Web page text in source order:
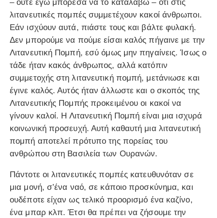
– ούτε εγώ μπόρεσα να το καταλάβω – ότι στις
λιτανευτικές πομπές συμμετέχουν κακοί άνθρωποι.
Εάν ισχύουν αυτά, πιάστε τους και βάλτε φυλακή.
Δεν μπορούμε να πούμε είσαι καλός πήγαινε με την
Λιτανευτική Πομπή, εσύ όμως μην πηγαίνεις. Ίσως ο
τάδε ήταν κακός άνθρωπος, αλλά κατόπιν
συμμετοχής στη λιτανευτική πομπή, μετάνιωσε και
έγινε καλός. Αυτός ήταν άλλωστε και ο σκοπός της
Λιτανευτικής Πομπής προκειμένου οι κακοί να
γίνουν καλοί. Η Λιτανευτική Πομπή είναι μια ισχυρά
κοινωνική προσευχή. Αυτή καθαυτή μια λιτανευτική
πομπή αποτελεί πρότυπο της πορείας του
ανθρώπου στη Βασιλεία των Ουρανών.
Πάντοτε οι λιτανευτικές πομπές κατευθυνόταν σε
μια μονή, σ’ένα ναό, σε κάποιο προσκύνημα, και
ουδέποτε είχαν ως τελικό προορισμό ένα καζίνο,
ένα μπαρ κλπ. Έτσι θα πρέπει να ζήσουμε την